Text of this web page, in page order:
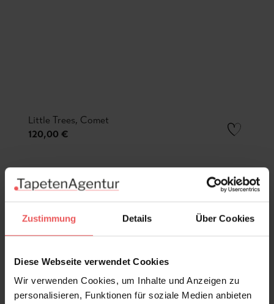
Zustimmung Details Über Cookies
Diese Webseite verwendet Cookies
Wir verwenden Cookies, um Inhalte und Anzeigen zu
personalisieren, Funktionen für soziale Medien anbieten
Little Trees, Comet
120,00 €